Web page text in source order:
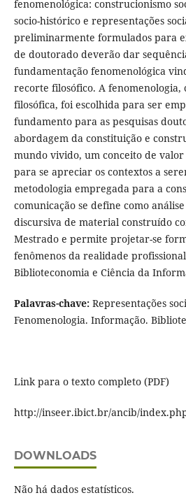
fenomenológica: construcionismo
socio-histórico e representações
preliminarmente formulados para
de doutorado deverão dar
fundamentação fenomenológica
recorte filosófico. A fenomenologia,
filosófica, foi escolhida para ser
fundamento para as pesquisas
abordagem da constituição e
mundo vivido, um conceito de
para se apreciar os contextos a
metodologia empregada para a
comunicação se define como
discursiva de material construído
Mestrado e permite projetar-se
fenômenos da realidade
Biblioteconomia e Ciência da
Palavras-chave:Representações
Fenomenologia. Informação.
Link para o texto completo (PDF)
http://inseer.ibict.br/ancib/
DOWNLOADS
Não há dados estatísticos.